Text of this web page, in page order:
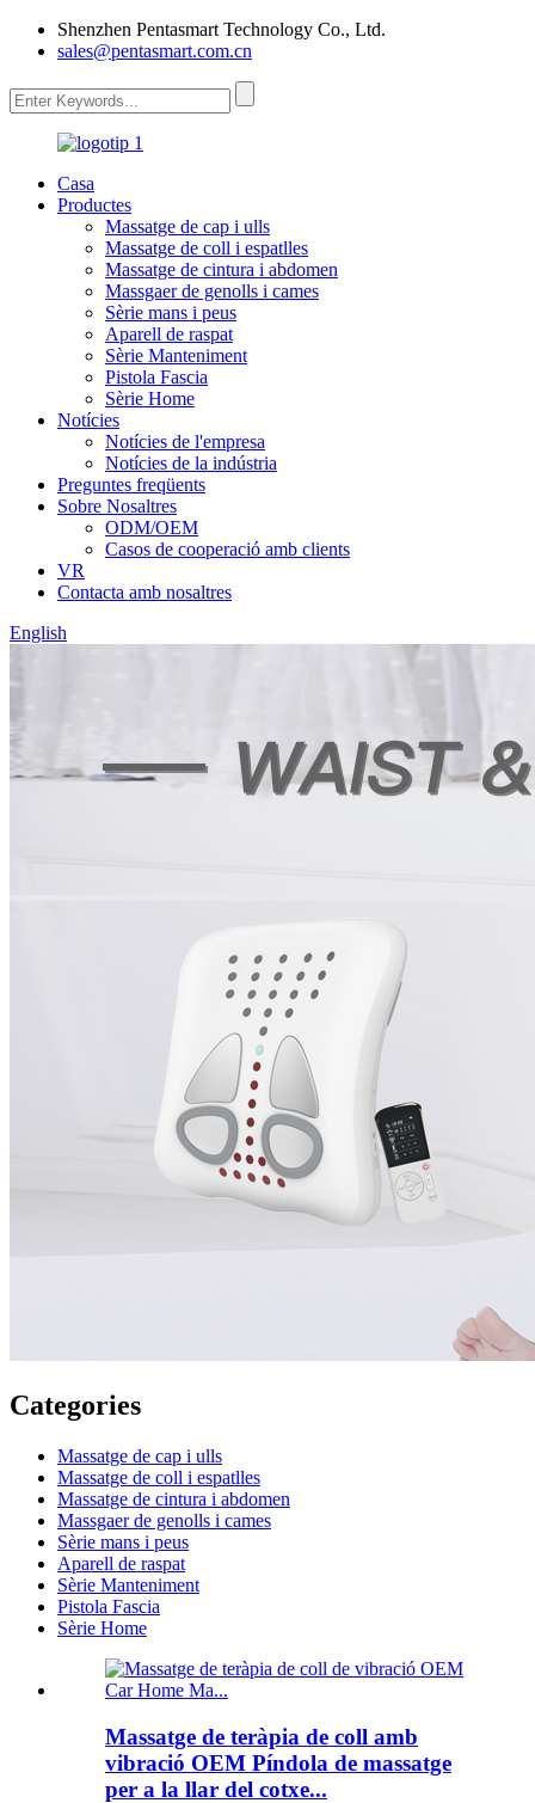
Shenzhen Pentasmart Technology Co., Ltd.
sales@pentasmart.com.cn
Casa
Productes
Massatge de cap i ulls
Massatge de coll i espatlles
Massatge de cintura i abdomen
Massgaer de genolls i cames
Sèrie mans i peus
Aparell de raspat
Sèrie Manteniment
Pistola Fascia
Sèrie Home
Notícies
Notícies de l'empresa
Notícies de la indústria
Preguntes freqüents
Sobre Nosaltres
ODM/OEM
Casos de cooperació amb clients
VR
Contacta amb nosaltres
English
Categories
Massatge de cap i ulls
Massatge de coll i espatlles
Massatge de cintura i abdomen
Massgaer de genolls i cames
Sèrie mans i peus
Aparell de raspat
Sèrie Manteniment
Pistola Fascia
Sèrie Home
Massatge de teràpia de coll amb
vibració OEM Píndola de massatge
per a la llar del cotxe...